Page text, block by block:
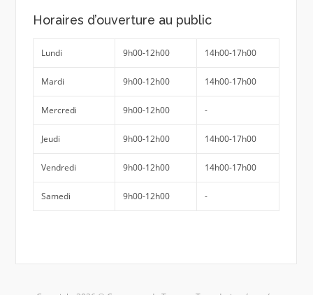
Horaires d’ouverture au public
Lundi 9h00-12h00 14h00-17h00
Mardi 9h00-12h00 14h00-17h00
Mercredi 9h00-12h00 -
Jeudi 9h00-12h00 14h00-17h00
Vendredi 9h00-12h00 14h00-17h00
Samedi 9h00-12h00 -